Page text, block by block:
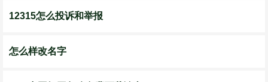
12315怎么投诉和举报
怎么样改名字